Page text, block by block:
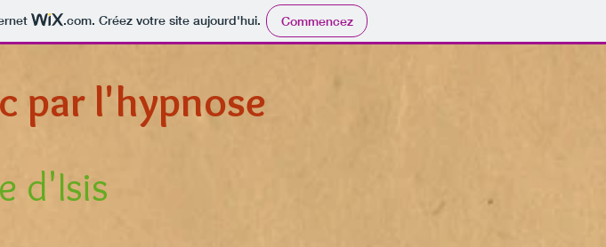
.com. Créez votre site aujourd'hui. Commencez
par l'hypnose
d'Isis